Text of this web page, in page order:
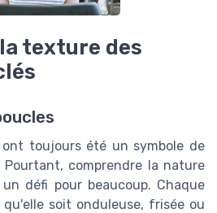
texture des
ont toujours été un symbole de
comprendre la nature
défi pour beaucoup. Chaque
soit onduleuse, frisée ou